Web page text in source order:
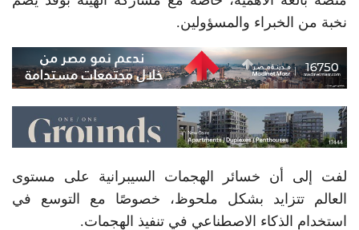
نخبة من الخبراء والمسؤولين.
لفت إلى أن خسائر الهجمات السيبرانية على مستوى
العالم تتزايد بشكل ملحوظ، خصوصًا مع التوسع في
استخدام الذكاء الاصطناعي في تنفيذ الهجمات.